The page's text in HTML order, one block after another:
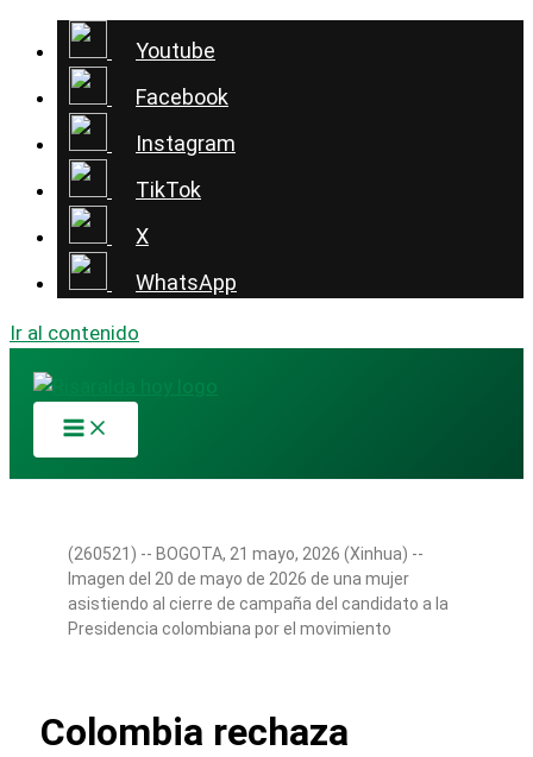
Youtube
Facebook
Instagram
TikTok
X
WhatsApp
Ir al contenido
(260521) -- BOGOTA, 21 mayo, 2026 (Xinhua) --
Imagen del 20 de mayo de 2026 de una mujer
asistiendo al cierre de campaña del candidato a la
Presidencia colombiana por el movimiento
Colombia rechaza